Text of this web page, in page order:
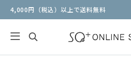
4,000円（税込）以上で送料無料